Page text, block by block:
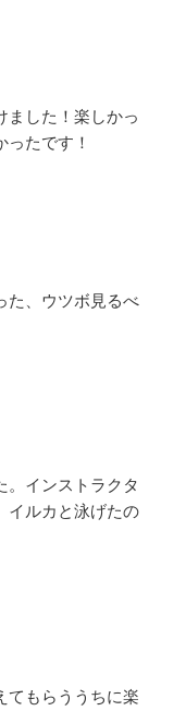
ました！楽しかっ
たです！
た、ウツボ見るべ
。インストラクタ
イルカと泳げたの
てもらううちに楽